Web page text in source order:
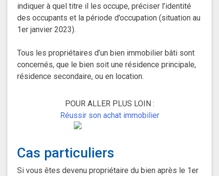
indiquer à quel titre il les occupe, préciser l’identité
des occupants et la période d’occupation (situation au
1er janvier 2023).
Tous les propriétaires d’un bien immobilier bâti sont
concernés, que le bien soit une résidence principale,
résidence secondaire, ou en location.
POUR ALLER PLUS LOIN :
Réussir son achat immobilier
Cas particuliers
Si vous êtes devenu propriétaire du bien après le 1er